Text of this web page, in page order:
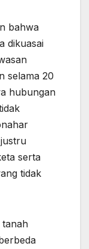
bahwa
dikuasai
selama 20
hubungan
serta
tidak